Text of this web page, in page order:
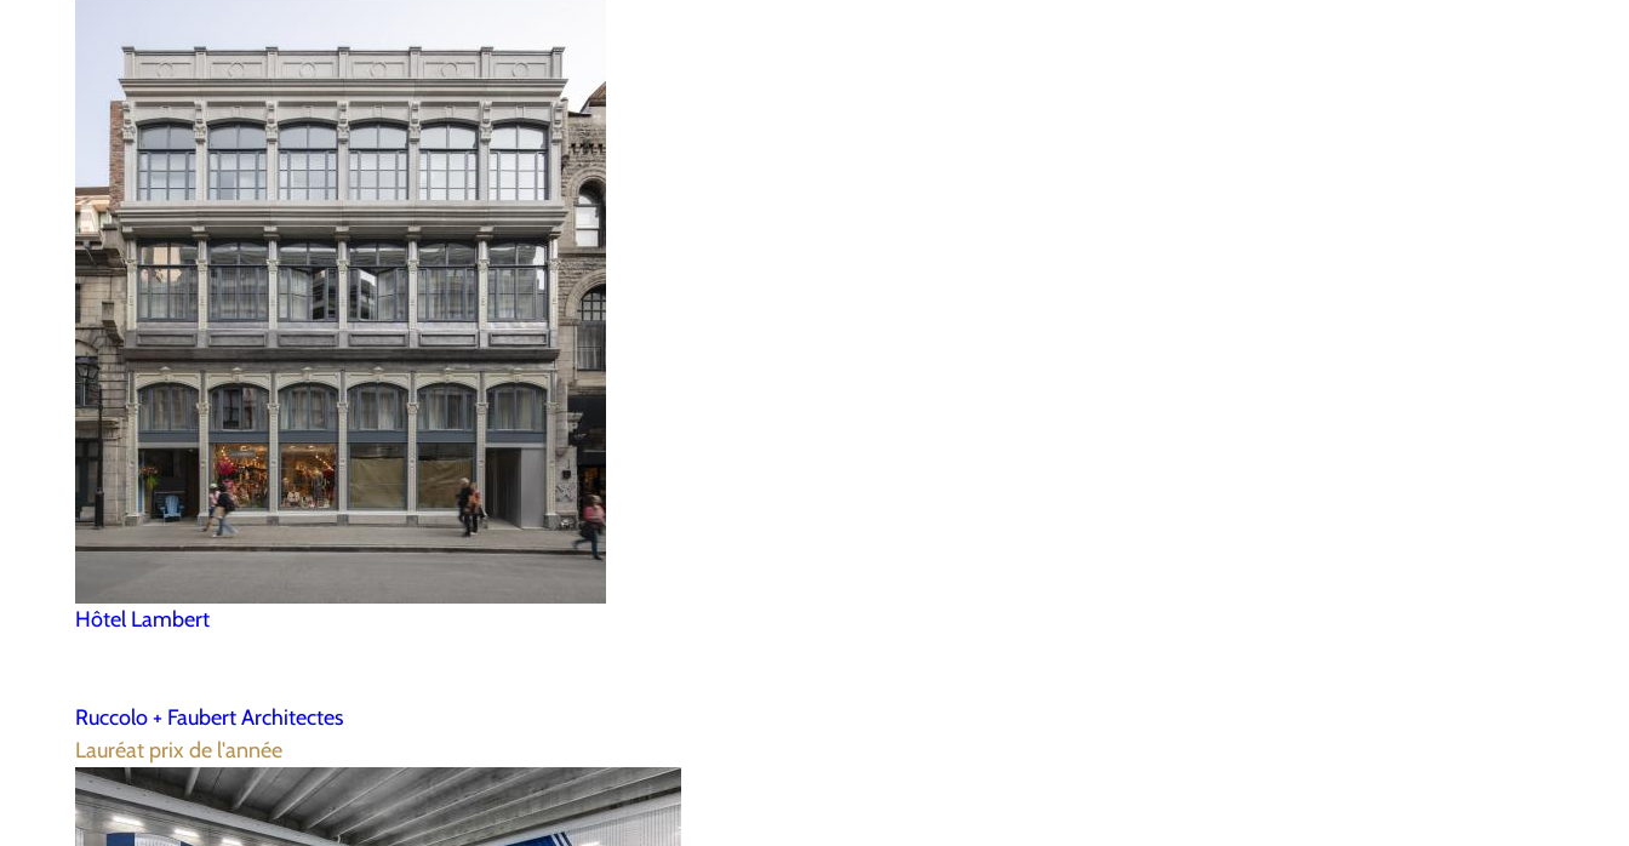
Hôtel Lambert
Ruccolo + Faubert Architectes
Lauréat prix de l'année